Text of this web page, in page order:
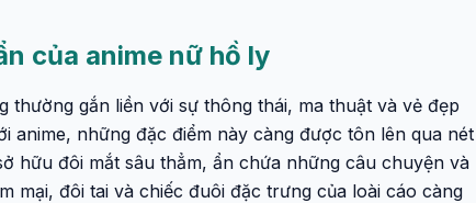
của anime nữ hồ ly
gắn liền với sự thông thái, ma thuật và vẻ đẹp
anime, những đặc điểm này càng được tôn lên qua nét
hữu đôi mắt sâu thẳm, ẩn chứa những câu chuyện và
mại, đôi tai và chiếc đuôi đặc trưng của loài cáo càng